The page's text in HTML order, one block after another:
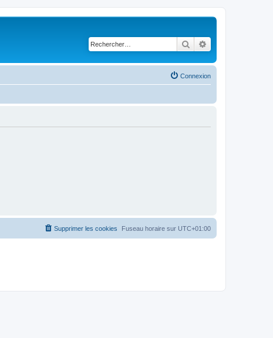
Rechercher
Connexion
Fuseau horaire sur UTC+01:00
Supprimer les cookies